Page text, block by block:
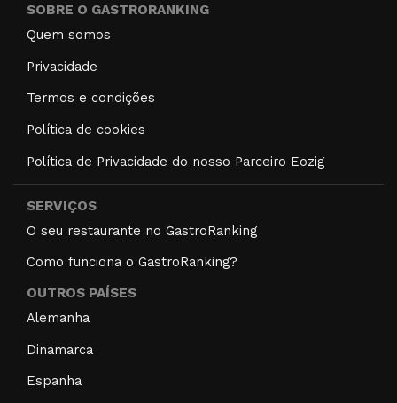
SOBRE O GASTRORANKING
Quem somos
Privacidade
Termos e condições
Política de cookies
Política de Privacidade do nosso Parceiro Eozig
SERVIÇOS
O seu restaurante no GastroRanking
Como funciona o GastroRanking?
OUTROS PAÍSES
Alemanha
Dinamarca
Espanha